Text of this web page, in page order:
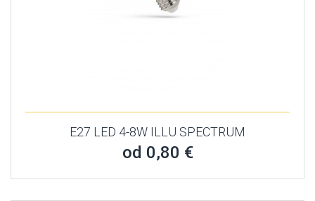
E27 LED 4-8W ILLU SPECTRUM
od 0,80 €